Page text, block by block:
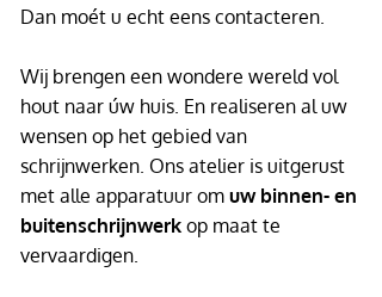
Dan moét u echt eens contacteren.
Wij brengen een wondere wereld vol
hout naar úw huis. En realiseren al uw
wensen op het gebied van
schrijnwerken. Ons atelier is uitgerust
met alle apparatuur om uw binnen- en
buitenschrijnwerk op maat te
vervaardigen.